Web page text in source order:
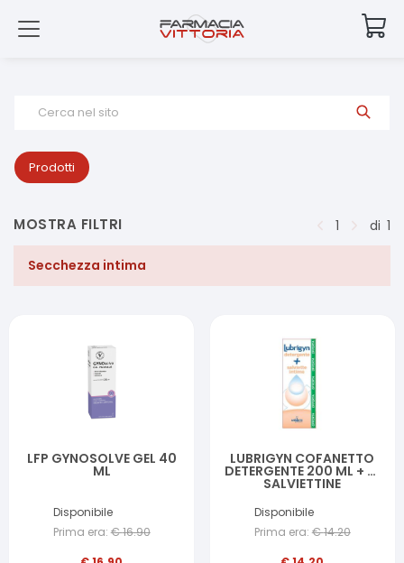
Cerca nel sito
Prodotti
MOSTRA FILTRI 1 di 1
Secchezza intima
LFP GYNOSOLVE GEL 40
ML
Disponibile
Prima era: €16.90
LUBRIGYN COFANETTO
DETERGENTE 200 ML + 15
SALVIETTINE
Disponibile
Prima era: €14.20